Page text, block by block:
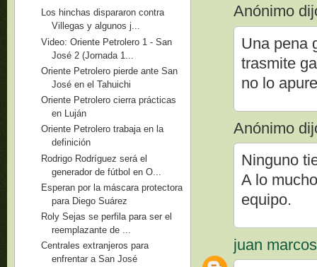
Anónimo
Una pena
trasmite
no lo
Anónimo
Ninguno
A lo
equipo.
juan marcos
Los hinchas dispararon contra
Villegas y algunos j...
Video: Oriente Petrolero 1 - San
José 2 (Jornada 1...
Oriente Petrolero pierde ante San
José en el Tahuichi
Oriente Petrolero cierra prácticas
en Luján
Oriente Petrolero trabaja en la
definición
Rodrigo Rodríguez será el
generador de fútbol en O...
Esperan por la máscara protectora
para Diego Suárez
Roly Sejas se perfila para ser el
reemplazante de ...
Centrales extranjeros para
enfrentar a San José